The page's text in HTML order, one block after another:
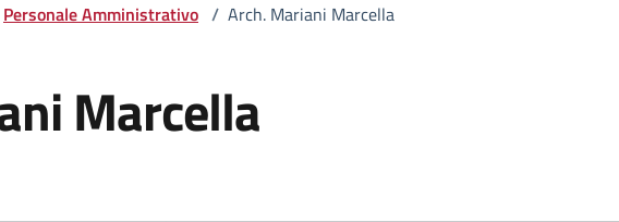
Personale Amministrativo / Arch. Mariani Marcella
Marcella